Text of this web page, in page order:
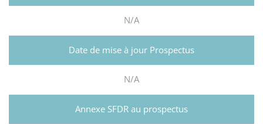
N/A
N/A